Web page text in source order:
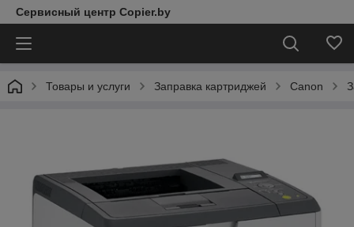
Сервисный центр Copier.by
Товары и услуги Заправка картриджей Canon